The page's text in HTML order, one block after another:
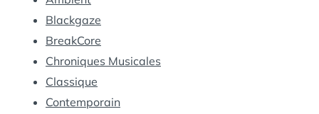
Blackgaze
BreakCore
Chroniques Musicales
Classique
Contemporain